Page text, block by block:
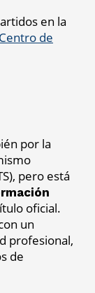
en la
Centro de
por la
pero está
oficial.
un
profesional,
de